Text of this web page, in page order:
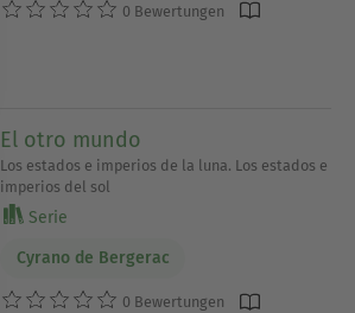
0 Bewertungen
El otro mundo
Los estados e imperios de la luna. Los estados e
imperios del sol
Serie
Cyrano de Bergerac
0 Bewertungen